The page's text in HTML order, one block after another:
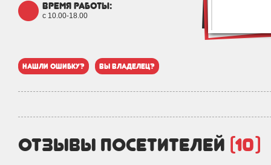
время работы:
с 10.00-18.00
нашли ошибку? вы владелец?
отзывы посетителей (10)